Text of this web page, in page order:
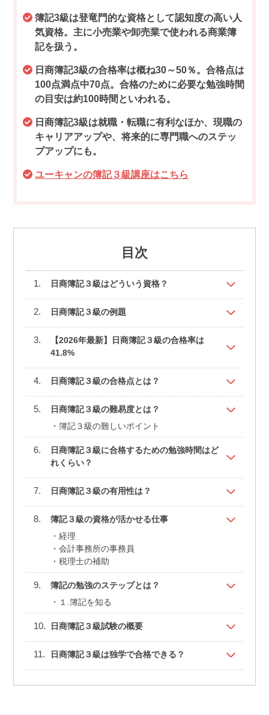
簿記3級は登竜門的な資格として認知度の高い人
気資格。主に小売業や卸売業で使われる商業簿
記を扱う。
日商簿記3級の合格率は概ね30～50％。合格点は
100点満点中70点。合格のために必要な勉強時間
の目安は約100時間といわれる。
日商簿記3級は就職・転職に有利なほか、現職の
キャリアアップや、将来的に専門職へのステッ
プアップにも。
ユーキャンの簿記３級講座はこちら
目次
日商簿記３級はどういう資格？
日商簿記３級の例題
【2026年最新】日商簿記３級の合格率は
41.8%
日商簿記３級の合格点とは？
日商簿記３級の難易度とは？
簿記３級の難しいポイント
日商簿記３級に合格するための勉強時間はど
れくらい？
日商簿記３級の有用性は？
簿記３級の資格が活かせる仕事
経理
会計事務所の事務員
税理士の補助
簿記の勉強のステップとは？
１.簿記を知る
日商簿記３級試験の概要
日商簿記３級は独学で合格できる？